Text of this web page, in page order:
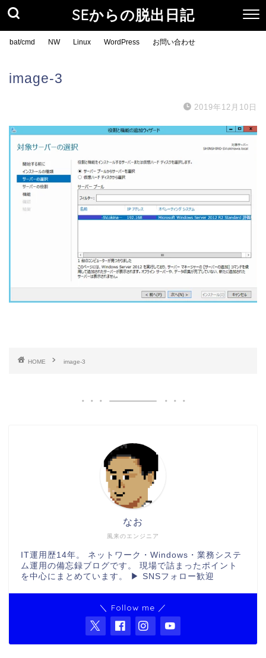
SEからの脱出日記
bat/cmd NW Linux WordPress お問い合わせ
image-3
2019年12月10日
HOME image-3
風来のエンジニア
なお
IT運用歴14年。 ネットワーク・Windows・業務システ
ム運用の備忘録ブログです。 現場で詰まったポイント
を中心にまとめています。 ▶ SNSフォロー歓迎
＼ Follow me ／